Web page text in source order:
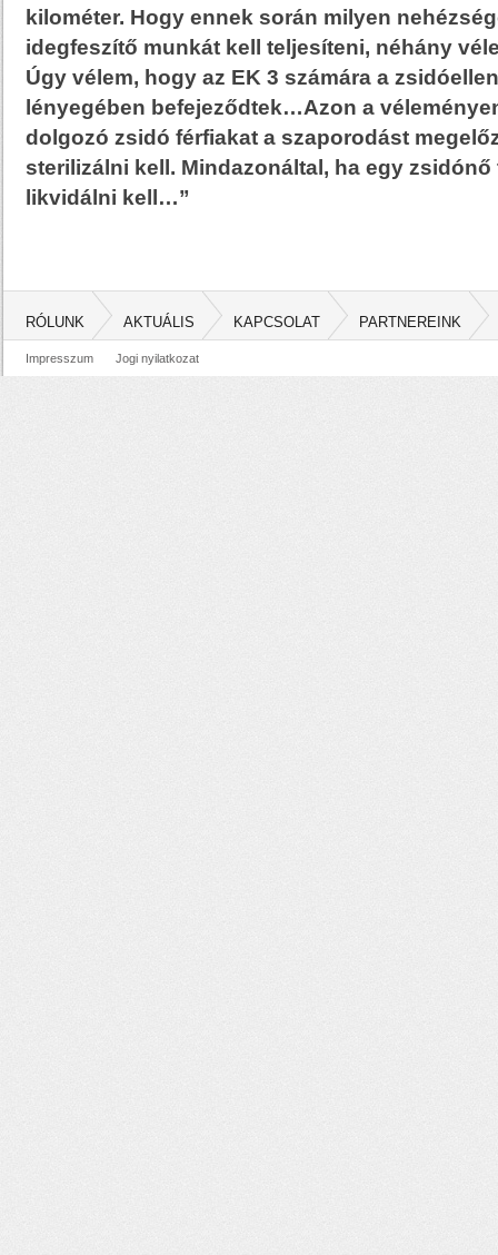
kilométer. Hogy ennek során milyen
idegfeszítő munkát kell teljesíteni, néhány
Úgy vélem, hogy az EK 3 számára a
lényegében befejeződtek…Azon a
dolgozó zsidó férfiakat a szaporodást
sterilizálni kell. Mindazonáltal, ha egy
likvidálni kell…”
RÓLUNK AKTUÁLIS KAPCSOLAT PARTNEREINK
Impresszum Jogi nyilatkozat